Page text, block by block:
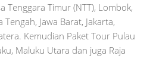
Tenggara Timur (NTT), Lombok,
Tengah, Jawa Barat, Jakarta,
Kemudian Paket Tour Pulau
Maluku Utara dan juga Raja